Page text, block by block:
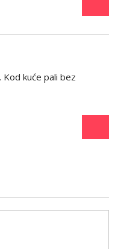
Kod kuće pali bez